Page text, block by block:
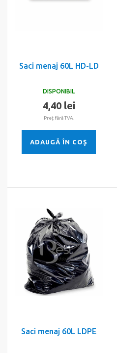
Saci menaj 60L HD-LD
DISPONIBIL
4,40 lei
Preţ fără TVA.
ADAUGĂ ÎN COŞ
Saci menaj 60L LDPE